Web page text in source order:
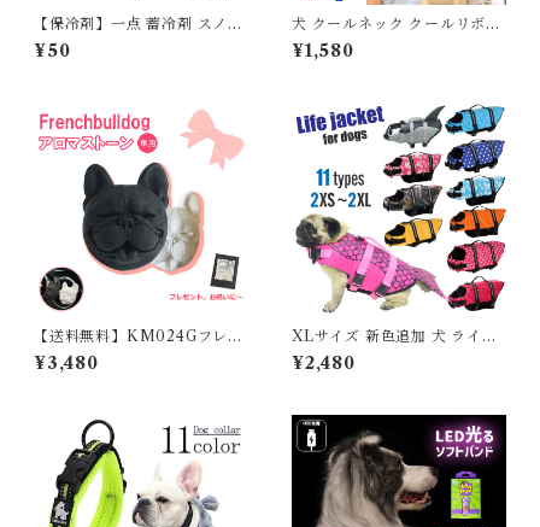
【保冷剤】一点 蓄冷剤 スノー
パック 50g ペットクールネッ
ク用
¥50
犬 クールネック クールリボン
保冷剤ポケット付き クールス
カーフ 冷感ネッククーラー ペ
症対策 首元ひんやり 軽量 高耐
久 モノトーン ビビッドカラー
派手 全5色 M L 小型犬 中型犬
大型犬 KM333G
¥1,580
【送料無料】KM024Gフレン
チブルドッグ フレブル アロマ
ストーン 車内アロマ グッズ
¥3,480
XLサイズ 新色追加 犬 ライフ
ジャケット 犬用 ドッグ ペット
安全 安心 超小型犬 小型犬 中
ップ救命胴衣 KM514G
¥2,480